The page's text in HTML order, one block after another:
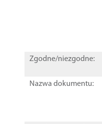
Zgodne/niezgodne:
Nazwa dokumentu: